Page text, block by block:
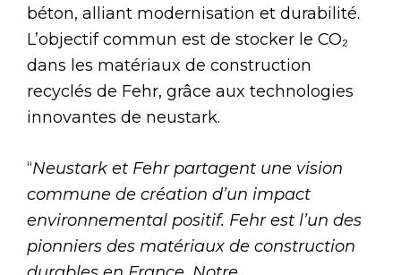
béton, alliant modernisation et durabilité.
L’objectif commun est de stocker le CO₂
dans les matériaux de construction
recyclés de Fehr, grâce aux technologies
innovantes de neustark.
“Neustark et Fehr partagent une vision
commune de création d’un impact
environnemental positif. Fehr est l’un des
pionniers des matériaux de construction